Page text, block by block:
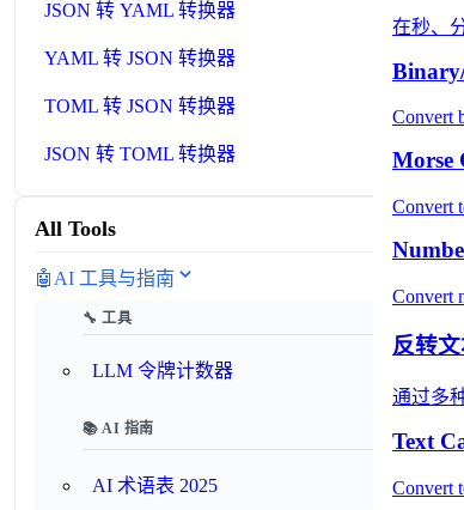
JSON 转 YAML 转换器
YAML 转 JSON 转换器
TOML 转 JSON 转换器
JSON 转 TOML 转换器
All Tools
🤖 AI 工具与指南
🔧 工具
LLM 令牌计数器
📚 AI 指南
AI 术语表 2025
在秒、
Convert
Morse
Convert
Convert
反转
通过多
Text
Convert